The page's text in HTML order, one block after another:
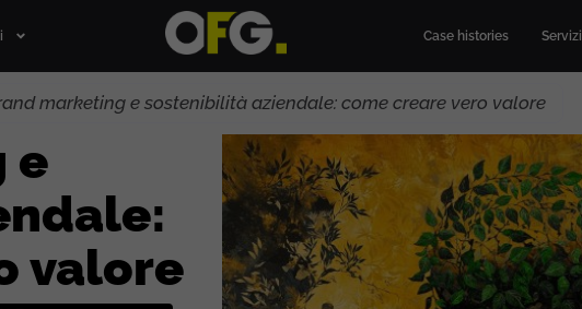
Case histories Servizi
marketing e sostenibilità aziendale: come creare vero valore
e
valore